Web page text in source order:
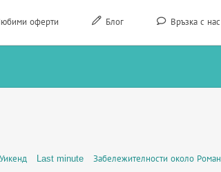
оферти Блог Връзка с нас
Уикенд Last minute Забележителности около Роман